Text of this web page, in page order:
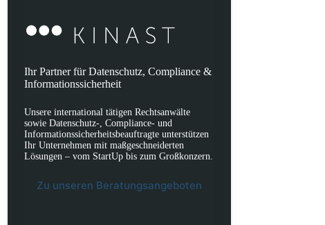
Ihr Partner für Datenschutz, Compliance &
Informationssicherheit
Unsere international tätigen Rechtsanwälte
sowie Datenschutz-, Compliance- und
Informationssicherheitsbeauftragte unterstützen
Ihr Unternehmen mit maßgeschneiderten
Lösungen – vom StartUp bis zum Großkonzern.
Zu unseren Beratungsangeboten